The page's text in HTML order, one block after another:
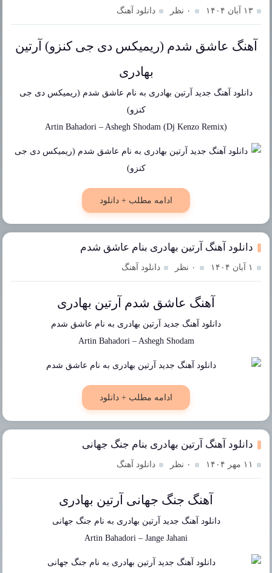
۱۳ آبان ۱۴۰۴ ۰ نظر دانلود آهنگ
آهنگ عاشق شدم (ریمیکس دی جی کنزو) آرتین
بهادری
دانلود آهنگ جدید آرتین بهادری به نام عاشق شدم (ریمیکس دی جی
کنزو)
Artin Bahadori – Ashegh Shodam (Dj Kenzo Remix)
ادامه مطلب + دانلود
دانلود آهنگ آرتین بهادری بنام عاشق شدم
۱ آبان ۱۴۰۴ ۰ نظر دانلود آهنگ
آهنگ عاشق شدم آرتین بهادری
دانلود آهنگ جدید آرتین بهادری به نام عاشق شدم
Artin Bahadori– Ashegh Shodam
ادامه مطلب + دانلود
دانلود آهنگ آرتین بهادری بنام جنگ جهانی
۱۱ مهر ۱۴۰۴ ۰ نظر دانلود آهنگ
آهنگ جنگ جهانی آرتین بهادری
دانلود آهنگ جدید آرتین بهادری به نام جنگ جهانی
Artin Bahadori – Jange Jahani